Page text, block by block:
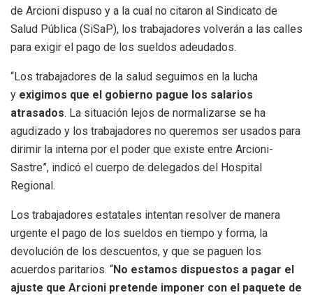
de Arcioni dispuso y a la cual no citaron al Sindicato de
Salud Pública (SiSaP), los trabajadores volverán a las calles
para exigir el pago de los sueldos adeudados.
“Los trabajadores de la salud seguimos en la lucha
y exigimos que el gobierno pague los salarios
atrasados. La situación lejos de normalizarse se ha
agudizado y los trabajadores no queremos ser usados para
dirimir la interna por el poder que existe entre Arcioni-
Sastre”, indicó el cuerpo de delegados del Hospital
Regional.
Los trabajadores estatales intentan resolver de manera
urgente el pago de los sueldos en tiempo y forma, la
devolución de los descuentos, y que se paguen los
acuerdos paritarios. “No estamos dispuestos a pagar el
ajuste que Arcioni pretende imponer con el paquete de